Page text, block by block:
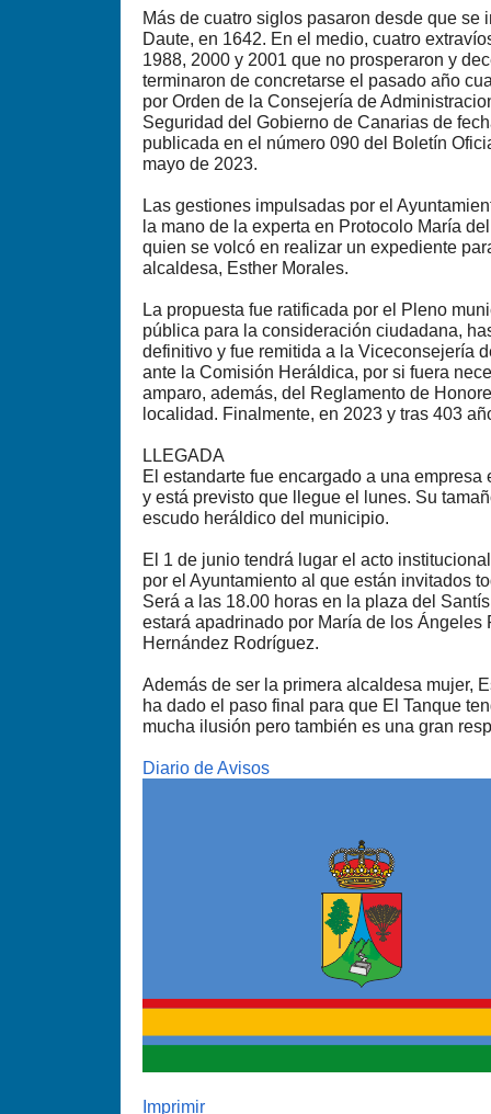
Más de cuatro siglos pasaron desde que se
Daute, en 1642. En el medio, cuatro
1988, 2000 y 2001 que no prosperaron y
terminaron de concretarse el pasado año
por Orden de la Consejería de
Seguridad del Gobierno de Canarias de
publicada en el número 090 del Boletín
mayo de 2023.
Las gestiones impulsadas por el
la mano de la experta en Protocolo María
quien se volcó en realizar un expediente
alcaldesa, Esther Morales.
La propuesta fue ratificada por el Pleno
pública para la consideración ciudadana,
definitivo y fue remitida a la Viceconsejería
ante la Comisión Heráldica, por si fuera
amparo, además, del Reglamento de
localidad. Finalmente, en 2023 y tras 403
LLEGADA
El estandarte fue encargado a una
y está previsto que llegue el lunes. Su
escudo heráldico del municipio.
El 1 de junio tendrá lugar el acto
por el Ayuntamiento al que están invitados
Será a las 18.00 horas en la plaza del
estará apadrinado por María de los Ángeles
Hernández Rodríguez.
Además de ser la primera alcaldesa mujer,
ha dado el paso final para que El Tanque
mucha ilusión pero también es una gran
Diario de Avisos
Imprimir